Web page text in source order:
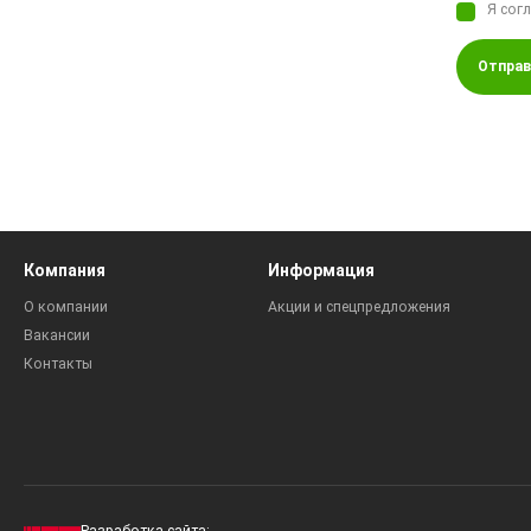
Я
Компания
О компании
Вакансии
Контакты
Информация
Акции и спецпредложения